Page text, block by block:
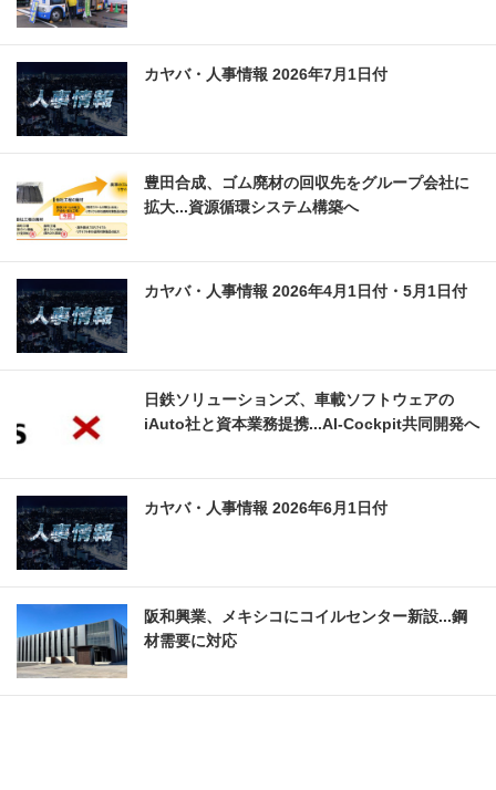
カヤバ・人事情報 2026年7月1日付
豊田合成、ゴム廃材の回収先をグループ会社に
拡大...資源循環システム構築へ
カヤバ・人事情報 2026年4月1日付・5月1日付
日鉄ソリューションズ、車載ソフトウェアの
iAuto社と資本業務提携...AI-Cockpit共同開発へ
カヤバ・人事情報 2026年6月1日付
阪和興業、メキシコにコイルセンター新設...鋼
材需要に対応